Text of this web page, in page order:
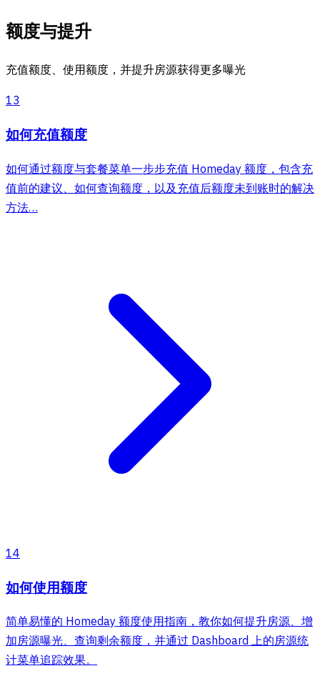
额度与提升
充值额度、使用额度，并提升房源获得更多曝光
13
如何充值额度
如何通过额度与套餐菜单一步步充值 Homeday 额度，包含充
值前的建议、如何查询额度，以及充值后额度未到账时的解决
方法…
14
如何使用额度
简单易懂的 Homeday 额度使用指南，教你如何提升房源、增
加房源曝光、查询剩余额度，并通过 Dashboard 上的房源统
计菜单追踪效果。